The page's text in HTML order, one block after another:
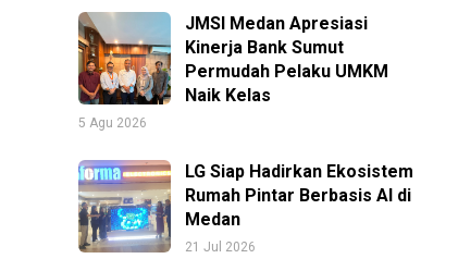
JMSI Medan Apresiasi
Kinerja Bank Sumut
Permudah Pelaku UMKM
Naik Kelas
5 Agu 2026
LG Siap Hadirkan Ekosistem
Rumah Pintar Berbasis AI di
Medan
21 Jul 2026